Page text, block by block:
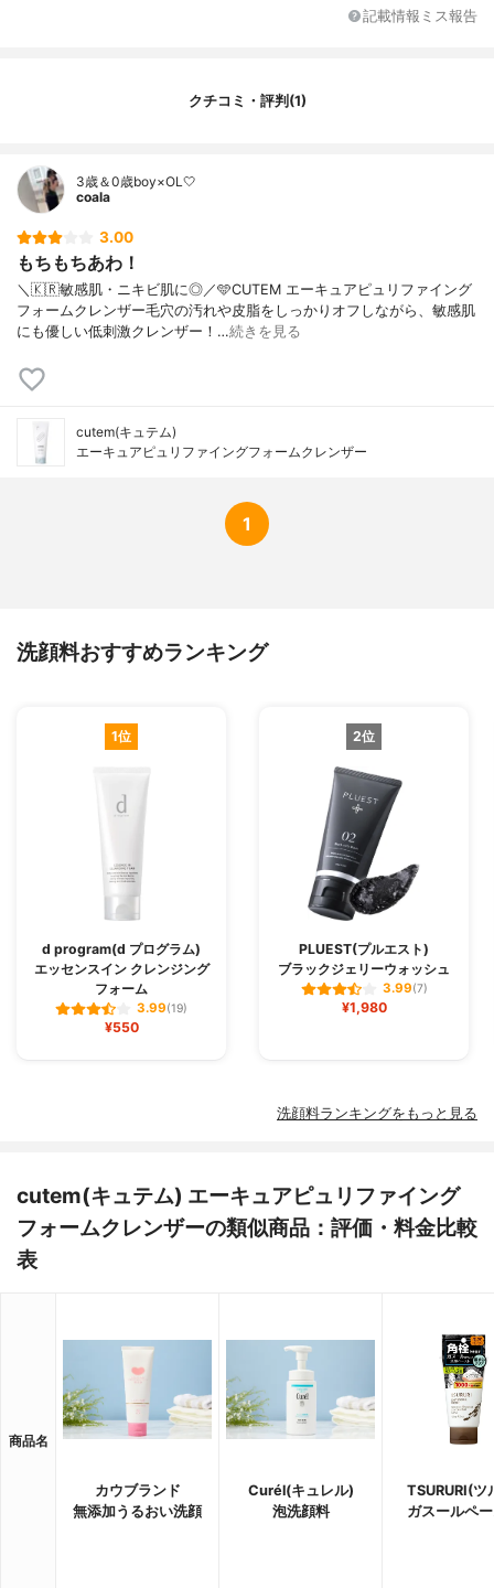
記載情報ミス報告
クチコミ・評判(1)
3歳＆0歳boy×OL🤍
coala
3.00
もちもちあわ！
＼🇰🇷敏感肌・ニキビ肌に◎／🩵CUTEM エーキュアピュリファイング
フォームクレンザー毛穴の汚れや皮脂をしっかりオフしながら、敏感肌
にも優しい低刺激クレンザー！…続きを見る
cutem(キュテム)
エーキュアピュリファイングフォームクレンザー
1
洗顔料おすすめランキング
1位
d program(d プログラム)
エッセンスイン クレンジング
フォーム
3.99(19)
¥550
2位
PLUEST(プルエスト)
ブラックジェリーウォッシュ
3.99(7)
¥1,980
洗顔料ランキングをもっと見る
cutem(キュテム) エーキュアピュリファイング
フォームクレンザーの類似商品：評価・料金比較
表
商品名
カウブランド
無添加うるおい洗顔
Curél(キュレル)
泡洗顔料
TSURURI(ツ
ガスールペ